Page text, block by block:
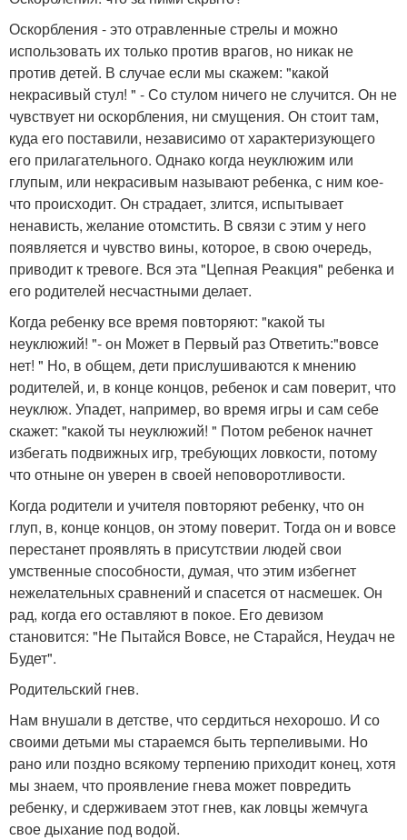
Оскорбления - это отравленные стрелы и можно
использовать их только против врагов, но никак не
против детей. В случае если мы скажем: "какой
некрасивый стул! " - Со стулом ничего не случится. Он не
чувствует ни оскорбления, ни смущения. Он стоит там,
куда его поставили, независимо от характеризующего
его прилагательного. Однако когда неуклюжим или
глупым, или некрасивым называют ребенка, с ним кое-
что происходит. Он страдает, злится, испытывает
ненависть, желание отомстить. В связи с этим у него
появляется и чувство вины, которое, в свою очередь,
приводит к тревоге. Вся эта "Цепная Реакция" ребенка и
его родителей несчастными делает.
Когда ребенку все время повторяют: "какой ты
неуклюжий! "- он Может в Первый раз Ответить:"вовсе
нет! " Но, в общем, дети прислушиваются к мнению
родителей, и, в конце концов, ребенок и сам поверит, что
неуклюж. Упадет, например, во время игры и сам себе
скажет: "какой ты неуклюжий! " Потом ребенок начнет
избегать подвижных игр, требующих ловкости, потому
что отныне он уверен в своей неповоротливости.
Когда родители и учителя повторяют ребенку, что он
глуп, в, конце концов, он этому поверит. Тогда он и вовсе
перестанет проявлять в присутствии людей свои
умственные способности, думая, что этим избегнет
нежелательных сравнений и спасется от насмешек. Он
рад, когда его оставляют в покое. Его девизом
становится: "Не Пытайся Вовсе, не Старайся, Неудач не
Будет".
Родительский гнев.
Нам внушали в детстве, что сердиться нехорошо. И со
своими детьми мы стараемся быть терпеливыми. Но
рано или поздно всякому терпению приходит конец, хотя
мы знаем, что проявление гнева может повредить
ребенку, и сдерживаем этот гнев, как ловцы жемчуга
свое дыхание под водой.